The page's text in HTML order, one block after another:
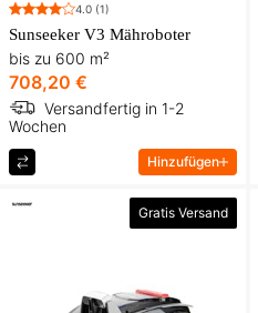
4.0 (1)
Sunseeker V3 Mähroboter
bis zu 600 m²
708,20 €
Versandfertig in 1-2
Wochen
Hinzufügen
Gratis Versand